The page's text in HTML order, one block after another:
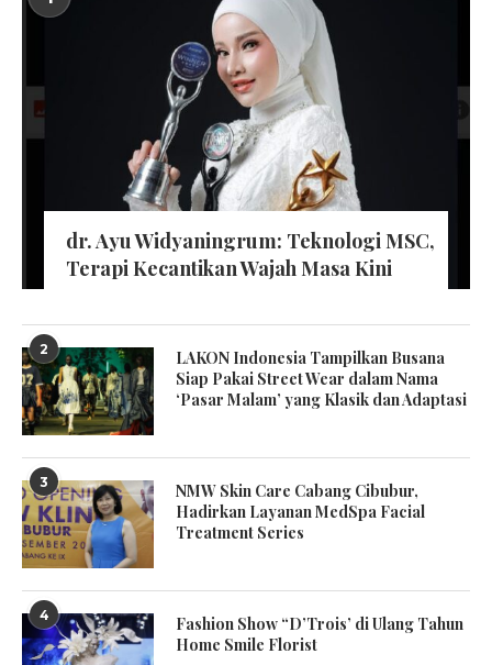
dr. Ayu Widyaningrum: Teknologi MSC,
Terapi Kecantikan Wajah Masa Kini
2
LAKON Indonesia Tampilkan Busana
Siap Pakai Street Wear dalam Nama
‘Pasar Malam’ yang Klasik dan Adaptasi
3
NMW Skin Care Cabang Cibubur,
Hadirkan Layanan MedSpa Facial
Treatment Series
4
Fashion Show “D’Trois’ di Ulang Tahun
Home Smile Florist